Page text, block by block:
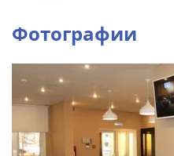
Фотографии